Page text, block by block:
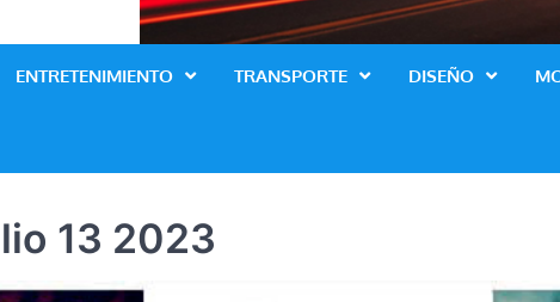
ENTRETENIMIENTO TRANSPORTE DISEÑO
13 2023